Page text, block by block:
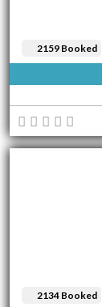
2159 Booked
2134 Booked